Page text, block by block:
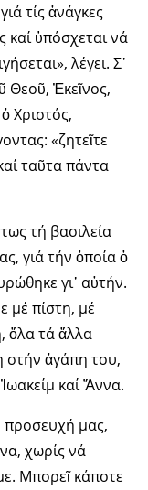
τίς ἀνάγκες
καί ὑπόσχεται νά
λέγει. Σ᾽
Θεοῦ, Ἐκεῖνος,
Χρι­στός,
«ζητεῖτε
ταῦ­τα πάντα
τή βασιλεία
γιά τήν ὁποία ὁ
γι᾽ αὐτήν.
μέ πίστη, μέ
ὅλα τά ἄλλα
στήν ἀγά­πη του,
καί Ἄννα.
προσευχή μας,
χωρίς νά
Μπορεῖ κάποτε